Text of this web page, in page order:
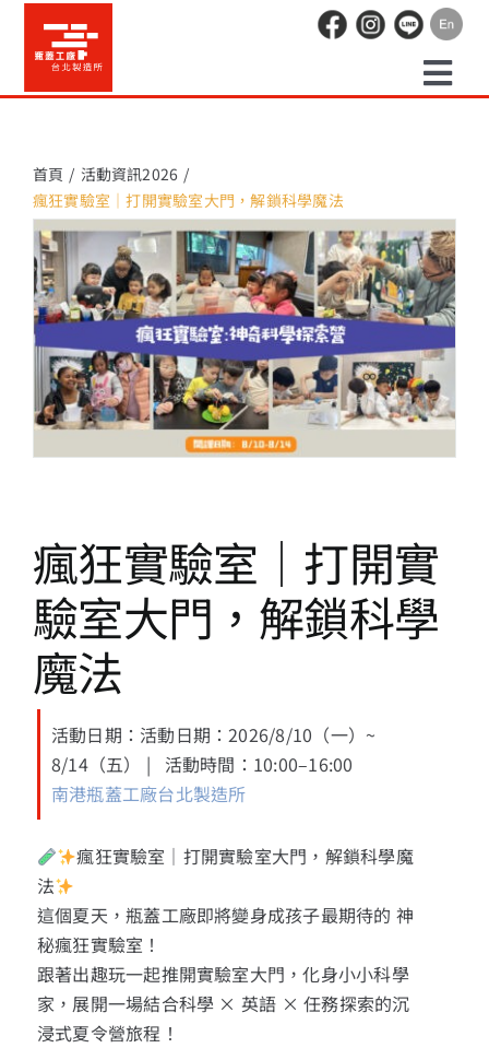
content
場地租借
活動紀錄
職人空間
辦公空間
13+實證場域
園區資源
關於我們
首頁
活動資訊2026
瘋狂實驗室｜打開實驗室大門，解鎖科學魔法
瘋狂實驗室｜打開實
驗室大門，解鎖科學
魔法
活動日期：活動日期：2026/8/10（一）~
8/14（五） | 活動時間：10:00–16:00
南港瓶蓋工廠台北製造所
瘋狂實驗室｜打開實驗室大門，解鎖科學魔
法
這個夏天，瓶蓋工廠即將變身成孩子最期待的 神
秘瘋狂實驗室！
跟著出趣玩一起推開實驗室大門，化身小小科學
家，展開一場結合科學 × 英語 × 任務探索的沉
浸式夏令營旅程！